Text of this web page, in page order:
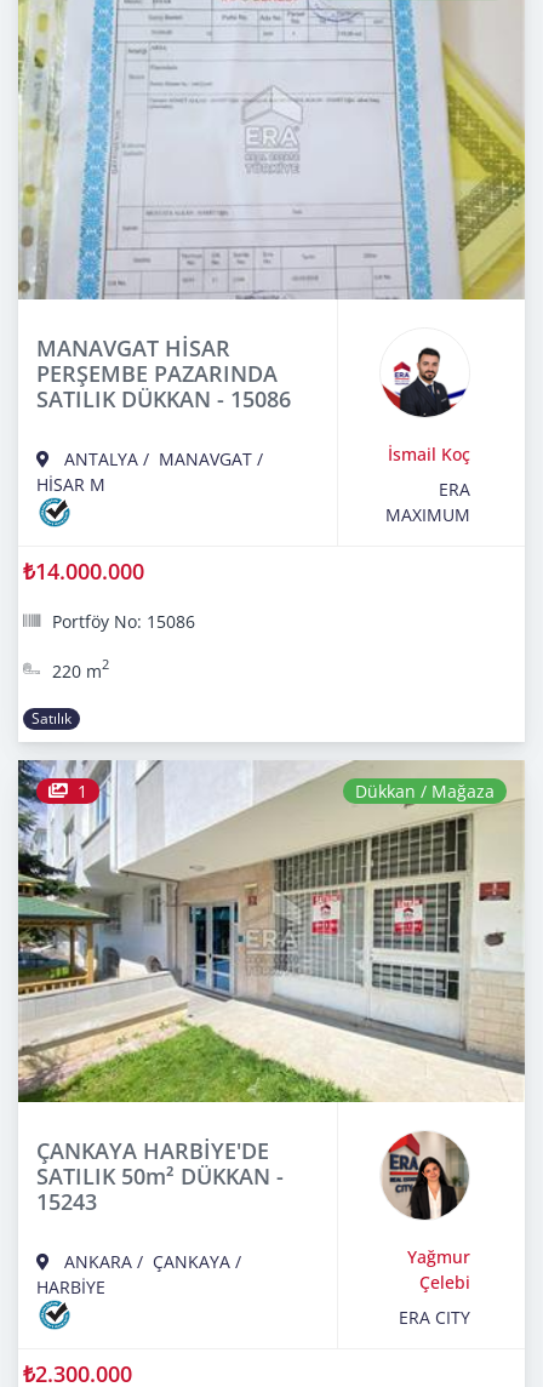
MANAVGAT HİSAR
PERŞEMBE PAZARINDA
SATILIK DÜKKAN - 15086
ANTALYA / MANAVGAT /
HİSAR M
İsmail Koç
ERA
MAXIMUM
₺14.000.000
Portföy No: 15086
220 m2
Satılık
1 Dükkan / Mağaza
ÇANKAYA HARBİYE'DE
SATILIK 50m² DÜKKAN -
15243
ANKARA / ÇANKAYA /
HARBİYE
Yağmur
Çelebi
ERA CITY
₺2.300.000